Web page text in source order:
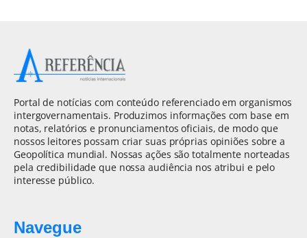
Portal de notícias com conteúdo referenciado em organismos
intergovernamentais. Produzimos informações com base em
notas, relatórios e pronunciamentos oficiais, de modo que
nossos leitores possam criar suas próprias opiniões sobre a
Geopolítica mundial. Nossas ações são totalmente norteadas
pela credibilidade que nossa audiência nos atribui e pelo
interesse público.
Navegue